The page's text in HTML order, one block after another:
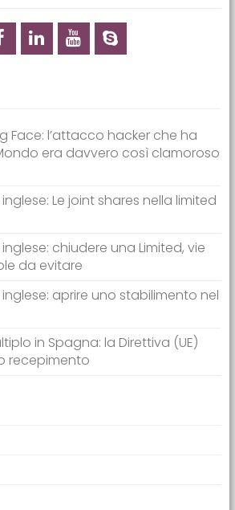
Face: l’attacco hacker che ha
era davvero così clamoroso
Le joint shares nella limited
chiudere una Limited, vie
da evitare
aprire uno stabilimento nel
in Spagna: la Direttiva (UE)
recepimento